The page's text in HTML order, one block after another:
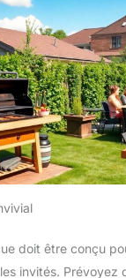
doit être conçu
les invités. Prévoyez